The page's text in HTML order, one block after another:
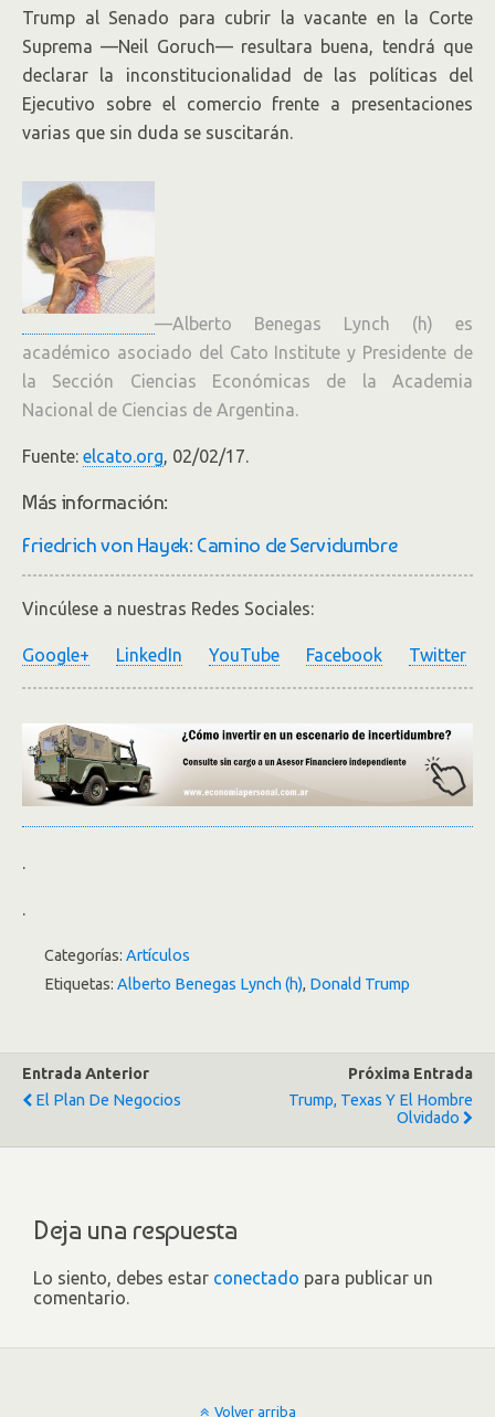
Trump al Senado para cubrir la vacante en la Corte
Suprema —Neil Goruch— resultara buena, tendrá que
declarar la inconstitucionalidad de las políticas del
Ejecutivo sobre el comercio frente a presentaciones
varias que sin duda se suscitarán.
—Alberto Benegas Lynch (h) es
académico asociado del Cato Institute y Presidente de
la Sección Ciencias Económicas de la Academia
Nacional de Ciencias de Argentina.
Fuente: elcato.org, 02/02/17.
Más información:
Friedrich von Hayek: Camino de Servidumbre
Vincúlese a nuestras Redes Sociales:
Google+ LinkedIn YouTube Facebook Twitter
.
.
Categorías: Artículos
Etiquetas: Alberto Benegas Lynch (h), Donald Trump
Entrada Anterior
El Plan De Negocios
Próxima Entrada
Trump, Texas Y El Hombre
Olvidado
Deja una respuesta
Lo siento, debes estar conectado para publicar un
comentario.
Volver arriba